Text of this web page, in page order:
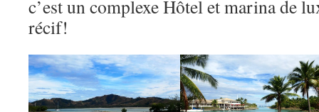
c’est un complexe Hôtel et marina de
récif!